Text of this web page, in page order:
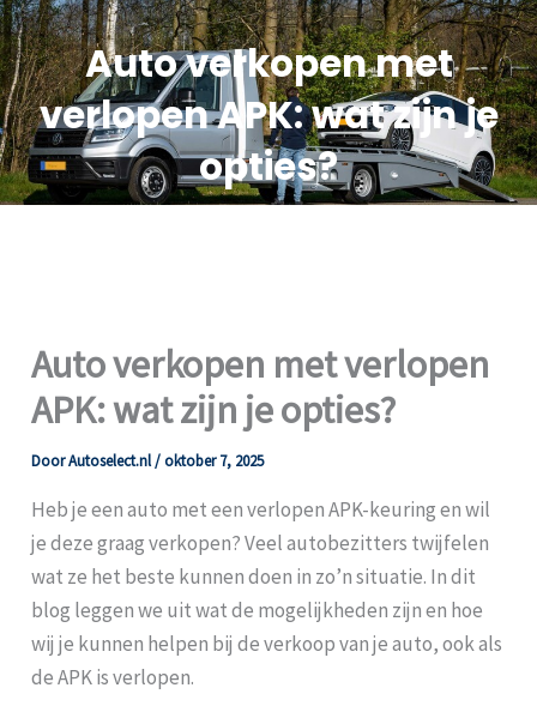
Auto verkopen met
verlopen APK: wat zijn je
opties?
Auto verkopen met verlopen
APK: wat zijn je opties?
DoorAutoselect.nl/oktober 7, 2025
Heb je een auto met een verlopen APK-keuring en wil
je deze graag verkopen? Veel autobezitters twijfelen
wat ze het beste kunnen doen in zo’n situatie. In dit
blog leggen we uit wat de mogelijkheden zijn en hoe
wij je kunnen helpen bij de verkoop van je auto, ook als
de APK is verlopen.